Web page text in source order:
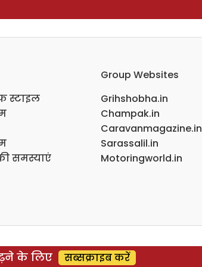
स्टाइल
समस्याएं
Group Websites
Grihshobha.in
Champak.in
Caravanmagazine.in
Sarassalil.in
Motoringworld.in
के लिए सब्सक्राइब करें